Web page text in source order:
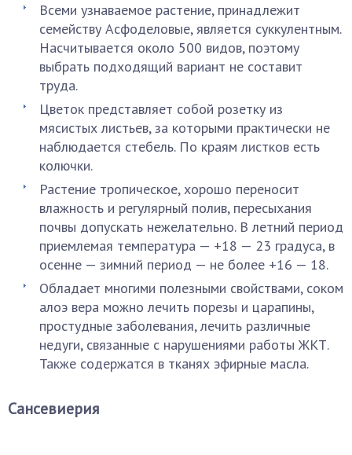
Всеми узнаваемое растение, принадлежит
семейству Асфоделовые, является суккулентным.
Насчитывается около 500 видов, поэтому
выбрать подходящий вариант не составит
труда.
Цветок представляет собой розетку из
мясистых листьев, за которыми практически не
наблюдается стебель. По краям листков есть
колючки.
Растение тропическое, хорошо переносит
влажность и регулярный полив, пересыхания
почвы допускать нежелательно. В летний период
приемлемая температура — +18 — 23 градуса, в
осенне — зимний период — не более +16 — 18.
Обладает многими полезными свойствами, соком
алоэ вера можно лечить порезы и царапины,
простудные заболевания, лечить различные
недуги, связанные с нарушениями работы ЖКТ.
Также содержатся в тканях эфирные масла.
Сансевиерия